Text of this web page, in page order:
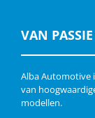
VAN PASSIE
Alba Automotive
van
modellen.